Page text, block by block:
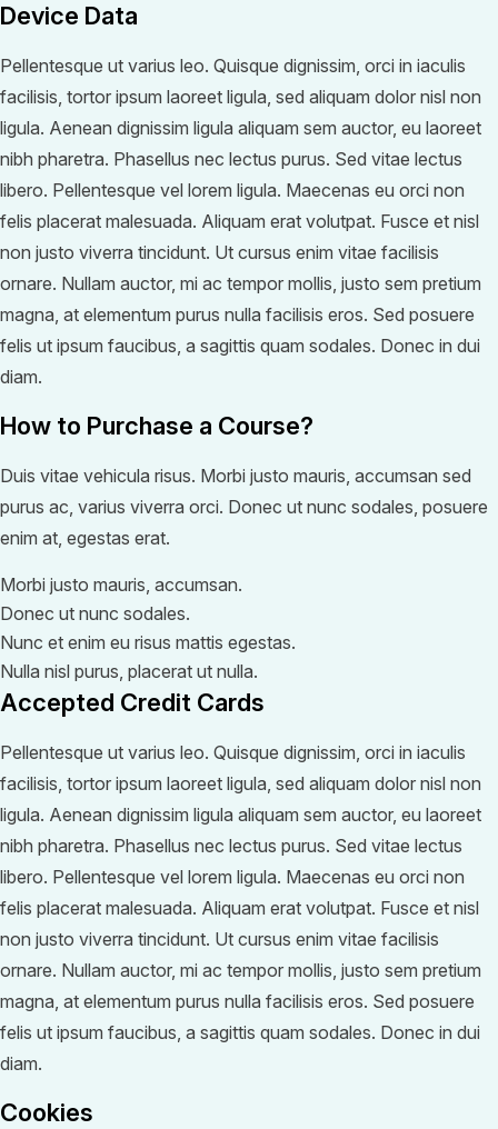
Device Data
Pellentesque ut varius leo. Quisque dignissim, orci in iaculis
facilisis, tortor ipsum laoreet ligula, sed aliquam dolor nisl non
ligula. Aenean dignissim ligula aliquam sem auctor, eu laoreet
nibh pharetra. Phasellus nec lectus purus. Sed vitae lectus
libero. Pellentesque vel lorem ligula. Maecenas eu orci non
felis placerat malesuada. Aliquam erat volutpat. Fusce et nisl
non justo viverra tincidunt. Ut cursus enim vitae facilisis
ornare. Nullam auctor, mi ac tempor mollis, justo sem pretium
magna, at elementum purus nulla facilisis eros. Sed posuere
felis ut ipsum faucibus, a sagittis quam sodales. Donec in dui
diam.
How to Purchase a Course?
Duis vitae vehicula risus. Morbi justo mauris, accumsan sed
purus ac, varius viverra orci. Donec ut nunc sodales, posuere
enim at, egestas erat.
Morbi justo mauris, accumsan.
Donec ut nunc sodales.
Nunc et enim eu risus mattis egestas.
Nulla nisl purus, placerat ut nulla.
Accepted Credit Cards
Pellentesque ut varius leo. Quisque dignissim, orci in iaculis
facilisis, tortor ipsum laoreet ligula, sed aliquam dolor nisl non
ligula. Aenean dignissim ligula aliquam sem auctor, eu laoreet
nibh pharetra. Phasellus nec lectus purus. Sed vitae lectus
libero. Pellentesque vel lorem ligula. Maecenas eu orci non
felis placerat malesuada. Aliquam erat volutpat. Fusce et nisl
non justo viverra tincidunt. Ut cursus enim vitae facilisis
ornare. Nullam auctor, mi ac tempor mollis, justo sem pretium
magna, at elementum purus nulla facilisis eros. Sed posuere
felis ut ipsum faucibus, a sagittis quam sodales. Donec in dui
diam.
Cookies